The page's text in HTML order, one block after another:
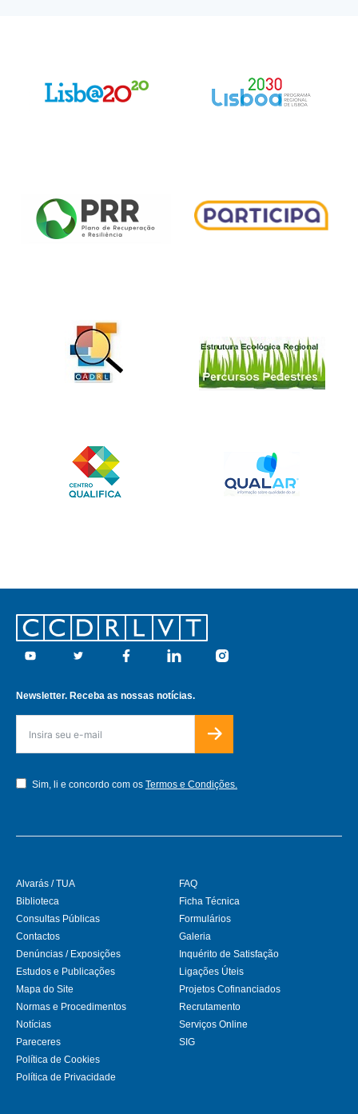
Footer
Youtube Twitter Facebook Linkedin Instagram
Newsletter. Receba as nossas notícias.
Sim, li e concordo com os Termos e Condições.
Alvarás / TUA
Biblioteca
Consultas Públicas
Contactos
Denúncias / Exposições
Estudos e Publicações
FAQ
Ficha Técnica
Formulários
Galeria
Inquérito de Satisfação
Ligações Úteis
Mapa do Site
Normas e Procedimentos
Notícias
Pareceres
Política de Cookies
Política de Privacidade
Projetos Cofinanciados
Recrutamento
Serviços Online
SIG